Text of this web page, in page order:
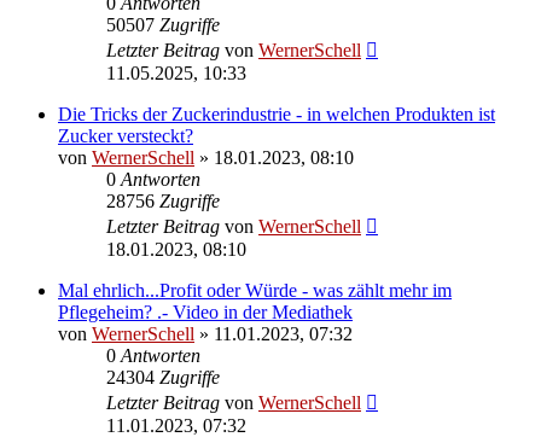
50507 Zugriffe
Letzter Beitrag von WernerSchell
11.05.2025, 10:33
Die Tricks der Zuckerindustrie - in welchen Produkten ist
Zucker versteckt?
von WernerSchell » 18.01.2023, 08:10
0 Antworten
28756 Zugriffe
Letzter Beitrag von WernerSchell
18.01.2023, 08:10
Mal ehrlich...Profit oder Würde - was zählt mehr im
Pflegeheim? .- Video in der Mediathek
von WernerSchell » 11.01.2023, 07:32
0 Antworten
24304 Zugriffe
Letzter Beitrag von WernerSchell
11.01.2023, 07:32